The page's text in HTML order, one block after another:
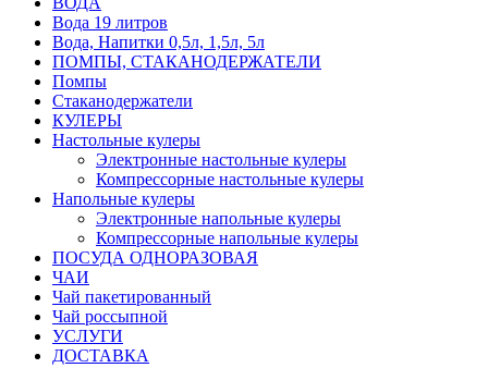
Вода 19 литров
Вода, Напитки 0,5л, 1,5л, 5л
ПОМПЫ, СТАКАНОДЕРЖАТЕЛИ
Помпы
Стаканодержатели
КУЛЕРЫ
Настольные кулеры
Электронные настольные кулеры
Компрессорные настольные кулеры
Напольные кулеры
Электронные напольные кулеры
Компрессорные напольные кулеры
ПОСУДА ОДНОРАЗОВАЯ
ЧАИ
Чай пакетированный
Чай россыпной
УСЛУГИ
ДОСТАВКА